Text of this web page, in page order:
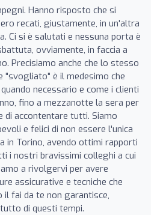
Hanno risposto che si
recati, giustamente, in un'altra
Ci si è salutati e nessuna porta è
ovviamente, in faccia a
Precisiamo anche che lo stesso
"svogliato" è il medesimo che
necessario e come i clienti
fino a mezzanotte la sera per
di accontentare tutti. Siamo
e felici di non essere l'unica
in Torino, avendo ottimi rapporti
i nostri bravissimi colleghi a cui
a rivolgervi per avere
assicurative e tecniche che
il fai da te non garantisce,
di questi tempi.